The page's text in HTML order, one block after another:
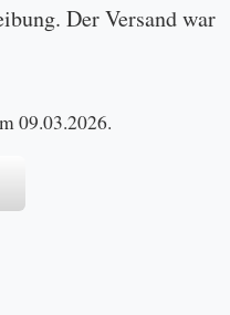
Der Versand war
09.03.2026.